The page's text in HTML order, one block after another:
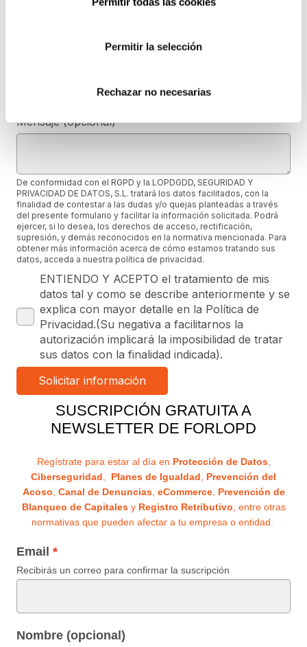
Permitir la selección
Rechazar no necesarias
Mensaje (opcional)
De conformidad con el RGPD y la LOPDGDD, SEGURIDAD Y
PRIVACIDAD DE DATOS, S.L. tratará los datos facilitados, con la
finalidad de contestar a las dudas y/o quejas planteadas a través
del presente formulario y facilitar la información solicitada. Podrá
ejercer, si lo desea, los derechos de acceso, rectificación,
supresión, y demás reconocidos en la normativa mencionada. Para
obtener más información acerca de cómo estamos tratando sus
datos, acceda a nuestra política de privacidad.
ENTIENDO Y ACEPTO el tratamiento de mis
datos tal y como se describe anteriormente y se
explica con mayor detalle en la Política de
Privacidad.(Su negativa a facilitarnos la
autorización implicará la imposibilidad de tratar
sus datos con la finalidad indicada).
SUSCRIPCIÓN GRATUITA A
NEWSLETTER DE FORLOPD
Regístrate para estar al día en Protección de Datos,
Ciberseguridad
Planes de Igualdad
Prevención del
Acoso Canal de Denuncias, eCommerce, Prevención de
Blanqueo de Capitalesy Registro Retributivo , entre otras
normativas que pueden afectar a tu empresa o entidad.
Email
Recibirás un correo para confirmar la suscripción
Nombre (opcional)